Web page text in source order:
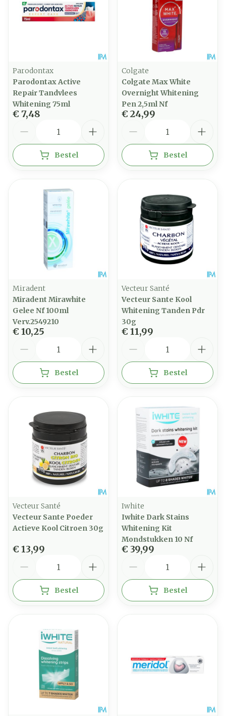
Parodontax
Parodontax Active
Repair Tandvlees
Whitening 75ml
€ 7,48
Bestel
Colgate
Colgate Max White
Overnight Whitening
Pen 2,5ml Nf
€ 24,99
Bestel
Miradent
Miradent Mirawhite
Gelee Nf 100ml
Verv.2549210
€ 10,25
Bestel
Vecteur Santé
Vecteur Sante Kool
Whitening Tanden Pdr
30g
€ 11,99
Bestel
Vecteur Santé
Vecteur Sante Poeder
Actieve Kool Citroen 30g
€ 13,99
Bestel
Iwhite
Iwhite Dark Stains
Whitening Kit
Mondstukken 10 Nf
€ 39,99
Bestel